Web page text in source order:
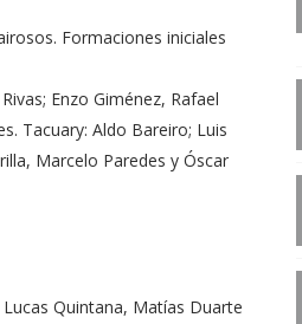
Formaciones iniciales
Enzo Giménez, Rafael
Tacuary: Aldo Bareiro; Luis
Marcelo Paredes y Óscar
Quintana, Matías Duarte